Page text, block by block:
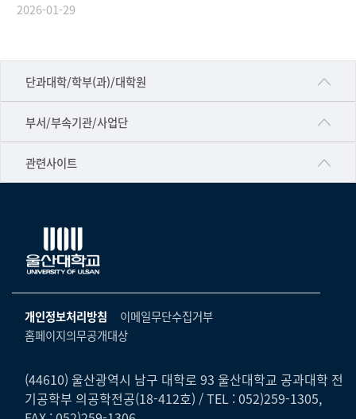
2026-01-29
단과대학/학부(과)/대학원
■인문대학
▷국어국문학부
▷일본어·일본학과
▷프랑스어·프랑스학과
▷스페인·중남미학과
▷철학·상담학과
■사회과학대학
▷사회과학부
ㆍ경제학전공
부서/부속기관/사업단
공동기기센터
공학교육혁신센터
국제교류처
기초과학연구소
물리BK 미래혁신응집물질물리인재교육연구단
미래기술혁신융합형인재양성센터
관련사이트
건강가정지원센터
교수협의회
노동조합
생명윤리위원회
온라인 기술거래 플랫폼
울산대신문
울산대학교병원
개인정보처리방침
이메일무단수집거부
홈페이지의무공개대상
(44610) 울산광역시 남구 대학로 93 울산대학교 공과대학 전
기공학부 의공학전공(18-412호) / TEL : 052)259-1305,